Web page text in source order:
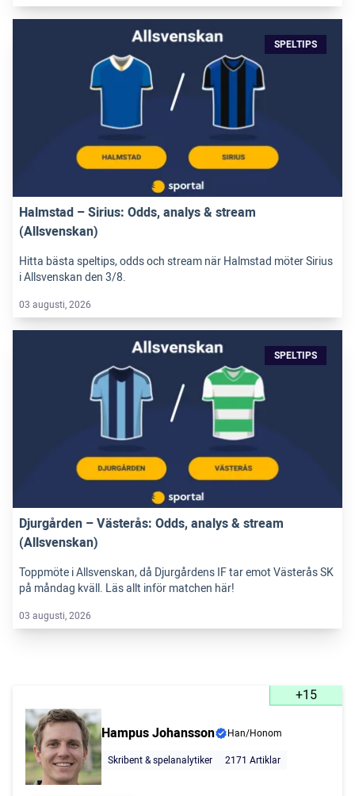
SPELTIPS
Halmstad – Sirius: Odds, analys & stream
(Allsvenskan)
Hitta bästa speltips, odds och stream när Halmstad möter Sirius
i Allsvenskan den 3/8.
03 augusti, 2026
SPELTIPS
Djurgården – Västerås: Odds, analys & stream
(Allsvenskan)
Toppmöte i Allsvenskan, då Djurgårdens IF tar emot Västerås SK
på måndag kväll. Läs allt inför matchen här!
03 augusti, 2026
+15
Hampus Johansson
Han/Honom
Skribent & spelanalytiker
2171 Artiklar